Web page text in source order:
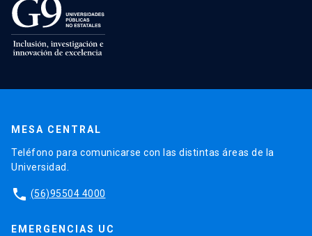
MESA CENTRAL
Teléfono para comunicarse con las distintas áreas de la
Universidad.
phone (56)95504 4000
EMERGENCIAS UC